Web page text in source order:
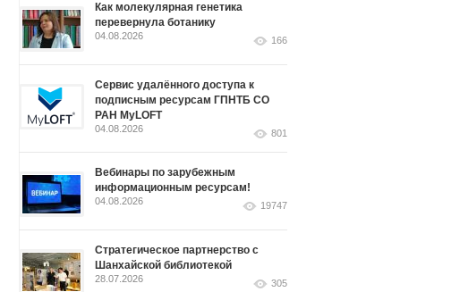
Как молекулярная генетика
перевернула ботанику
04.08.2026 166
Сервис удалённого доступа к
подписным ресурсам ГПНТБ СО
РАН MyLOFT
04.08.2026 801
Вебинары по зарубежным
информационным ресурсам!
04.08.2026 19747
Стратегическое партнерство с
Шанхайской библиотекой
28.07.2026 305